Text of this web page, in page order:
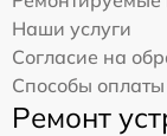
Наши услуги
Согласие на
Способы оплаты
Ремонт